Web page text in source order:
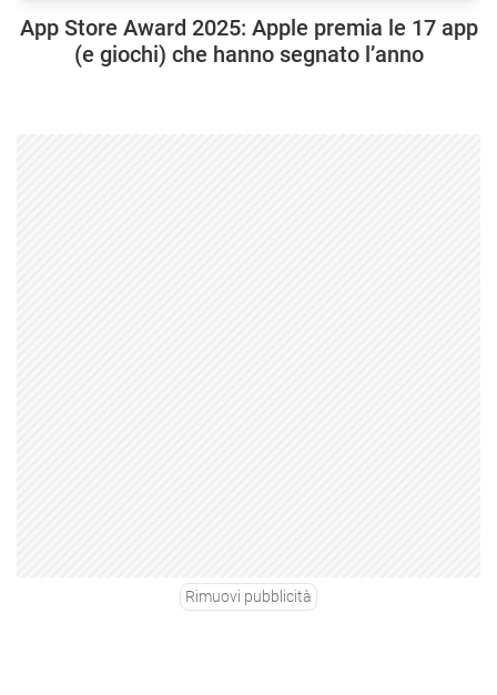
App Store Award 2025: Apple premia le 17 app
(e giochi) che hanno segnato l’anno
Rimuovi pubblicità